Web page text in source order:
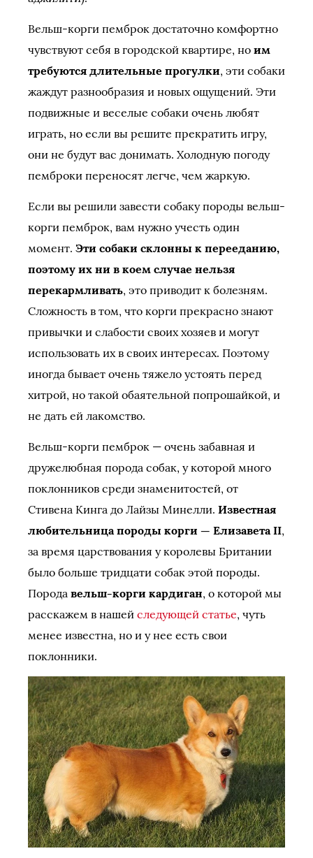
Вельш-корги пемброк достаточно комфортно
чувствуют себя в городской квартире, но им
требуются длительные прогулки, эти собаки
жаждут разнообразия и новых ощущений. Эти
подвижные и веселые собаки очень любят
играть, но если вы решите прекратить игру,
они не будут вас донимать. Холодную погоду
пемброки переносят легче, чем жаркую.
Если вы решили завести собаку породы вельш-
корги пемброк, вам нужно учесть один
момент. Эти собаки склонны к перееданию,
поэтому их ни в коем случае нельзя
перекармливать, это приводит к болезням.
Сложность в том, что корги прекрасно знают
привычки и слабости своих хозяев и могут
использовать их в своих интересах. Поэтому
иногда бывает очень тяжело устоять перед
хитрой, но такой обаятельной попрошайкой, и
не дать ей лакомство.
Вельш-корги пемброк — очень забавная и
дружелюбная порода собак, у которой много
поклонников среди знаменитостей, от
Стивена Кинга до Лайзы Минелли. Известная
любительница породы корги — Елизавета II,
за время царствования у королевы Британии
было больше тридцати собак этой породы.
Порода вельш-корги кардиган, о которой мы
расскажем в нашей следующей статье, чуть
менее известна, но и у нее есть свои
поклонники.